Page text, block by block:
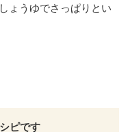
ょうゆでさっぱりとい
ピです